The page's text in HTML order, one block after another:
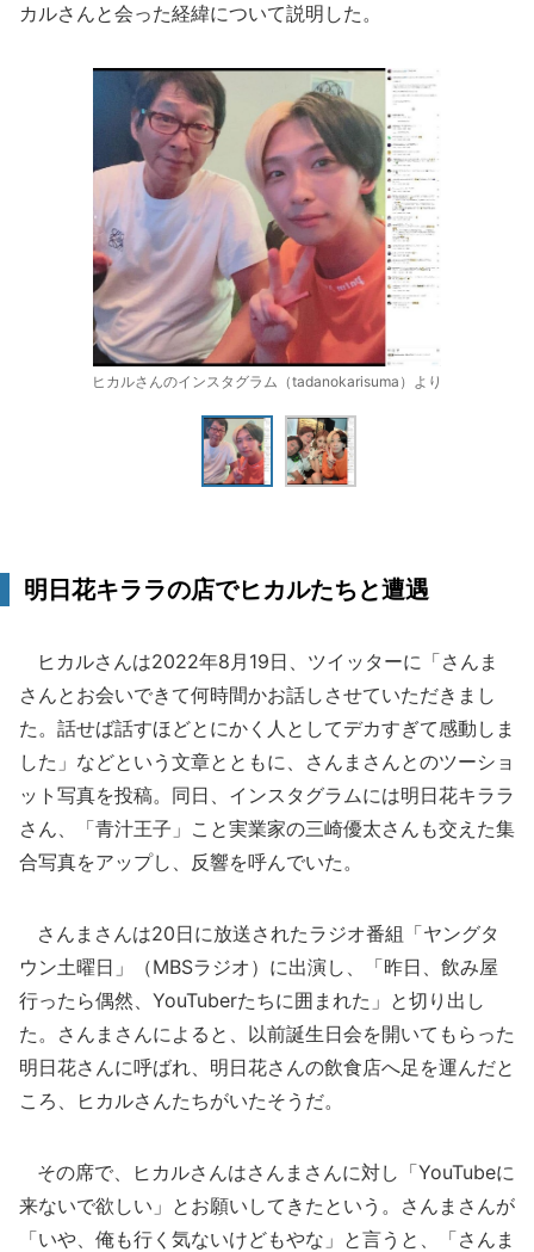
カルさんと会った経緯について説明した。
ヒカルさんのインスタグラム（tadanokarisuma）より
明日花キララの店でヒカルたちと遭遇
ヒカルさんは2022年8月19日、ツイッターに「さんま
さんとお会いできて何時間かお話しさせていただきまし
た。話せば話すほどとにかく人としてデカすぎて感動しま
した」などという文章とともに、さんまさんとのツーショ
ット写真を投稿。同日、インスタグラムには明日花キララ
さん、「青汁王子」こと実業家の三崎優太さんも交えた集
合写真をアップし、反響を呼んでいた。
さんまさんは20日に放送されたラジオ番組「ヤングタ
ウン土曜日」（MBSラジオ）に出演し、「昨日、飲み屋
行ったら偶然、YouTuberたちに囲まれた」と切り出し
た。さんまさんによると、以前誕生日会を開いてもらった
明日花さんに呼ばれ、明日花さんの飲食店へ足を運んだと
ころ、ヒカルさんたちがいたそうだ。
その席で、ヒカルさんはさんまさんに対し「YouTubeに
来ないで欲しい」とお願いしてきたという。さんまさんが
「いや、俺も行く気ないけどもやな」と言うと、「さんま